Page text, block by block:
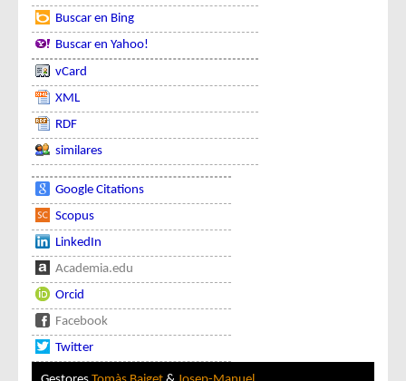
Buscar en Bing
Buscar en Yahoo!
vCard
XML
RDF
similares
Google Citations
Scopus
LinkedIn
Academia.edu
Orcid
Facebook
Twitter